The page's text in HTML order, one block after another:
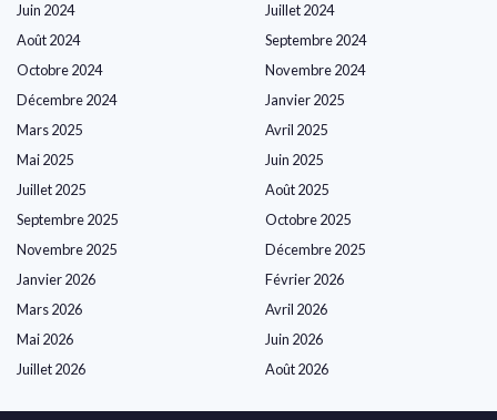
Juin 2024
Juillet 2024
Août 2024
Septembre 2024
Octobre 2024
Novembre 2024
Décembre 2024
Janvier 2025
Mars 2025
Avril 2025
Mai 2025
Juin 2025
Juillet 2025
Août 2025
Septembre 2025
Octobre 2025
Novembre 2025
Décembre 2025
Janvier 2026
Février 2026
Mars 2026
Avril 2026
Mai 2026
Juin 2026
Juillet 2026
Août 2026